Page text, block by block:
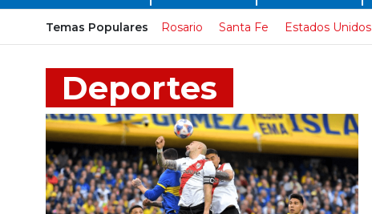
Temas Populares Rosario Santa Fe Estados Unidos
Deportes